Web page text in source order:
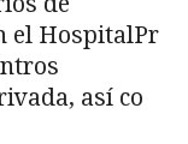
el HospitalPr
así co